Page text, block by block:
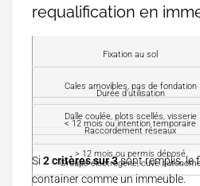
requalification en
r
t
o
t
i
n
o
n
t
Fixation au sol
Cales amovibles, pas de fondation
Dalle coulée, plots scellés, visserie
Durée d'utilisation
< 12 mois ou intention temporaire
> 12 mois ou permis déposé
Raccordement réseaux
Groupe électrogène, cuve
Si 2 critères sur 3sont remplis, le
container comme un immeuble.